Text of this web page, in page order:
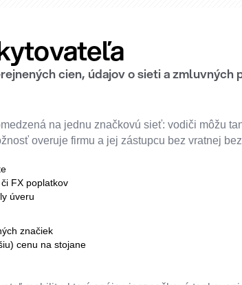
cien, údajov o sieti a zmluvných
na jednu značkovú sieť: vodiči môžu
overuje firmu a jej zástupcu bez vratnej
FX poplatkov
úveru
značiek
cenu na stojane